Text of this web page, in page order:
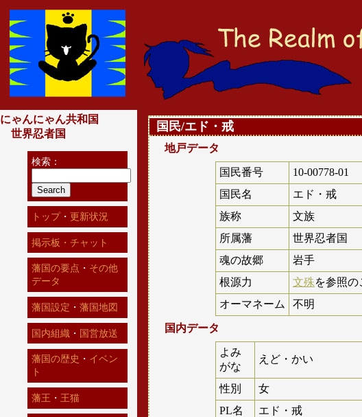
国民/エド・戒
地戸データ
国民番号
10-00778-01
国民名
エド・戒
族称
文族
所属藩
世界忍者国
魂の故郷
岩手
根源力
文殊を参照の
オーマネーム
不明
国内データ
よみ
がな
えど・かい
性別
女
PL名
エド・戒
にゃんにゃん共和国
世界忍者国
検索：
トップ・ 更新状況
掲示板・チャット
藩国の要点 ・ その他
データ
藩国設定 ・ 藩国地図
国内組織 ・ 国営放送
藩国の歴史 ・ イベン
ト
藩王 ・ 王猫